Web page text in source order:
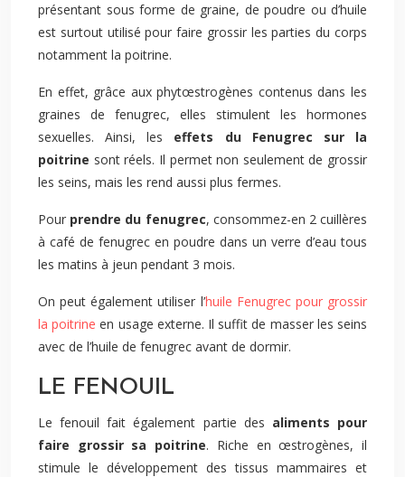
présentant sous forme de graine, de poudre ou d’huile
est surtout utilisé pour faire grossir les parties du corps
notamment la poitrine.
En effet, grâce aux phytœstrogènes contenus dans les
graines de fenugrec, elles stimulent les hormones
sexuelles. Ainsi, les effets du Fenugrec sur la
poitrine sont réels. Il permet non seulement de grossir
les seins, mais les rend aussi plus fermes.
Pour prendre du fenugrec, consommez-en 2 cuillères
à café de fenugrec en poudre dans un verre d’eau tous
les matins à jeun pendant 3 mois.
On peut également utiliser l’huile Fenugrec pour grossir
la poitrine en usage externe. Il suffit de masser les seins
avec de l’huile de fenugrec avant de dormir.
LE FENOUIL
Le fenouil fait également partie des aliments pour
faire grossir sa poitrine. Riche en œstrogènes, il
stimule le développement des tissus mammaires et